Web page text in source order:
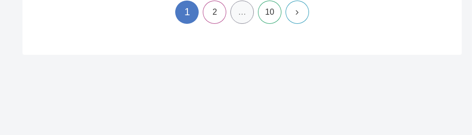
1 2 … 10 次